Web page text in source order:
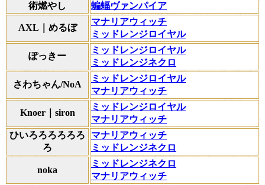
術燃やし
蝙蝠ヴァンパイア
AXL｜めるぼ
マナリアウィッチ
ミッドレンジロイヤル
ぽっきー
ミッドレンジロイヤル
ミッドレンジネクロ
さわちゃん/NoA
ミッドレンジロイヤル
マナリアウィッチ
Knoer｜siron
ミッドレンジロイヤル
マナリアウィッチ
ひいろろろろろろ
ろ
マナリアウィッチ
ミッドレンジネクロ
noka
ミッドレンジネクロ
マナリアウィッチ